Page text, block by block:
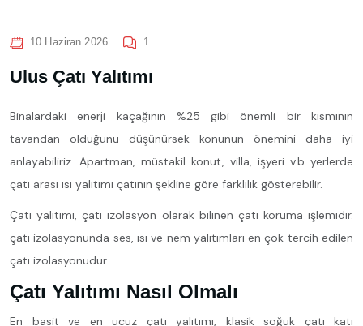
10 Haziran 2026 1
Ulus Çatı Yalıtımı
Binalardaki enerji kaçağının %25 gibi önemli bir kısmının
tavandan olduğunu düşünürsek konunun önemini daha iyi
anlayabiliriz. Apartman, müstakil konut, villa, işyeri v.b yerlerde
çatı arası ısı yalıtımı çatının şekline göre farklılık gösterebilir.
Çatı yalıtımı, çatı izolasyon olarak bilinen çatı koruma işlemidir.
çatı izolasyonunda ses, ısı ve nem yalıtımları en çok tercih edilen
çatı izolasyonudur.
Çatı Yalıtımı Nasıl Olmalı
En basit ve en ucuz çatı yalıtımı, klasik soğuk çatı katı